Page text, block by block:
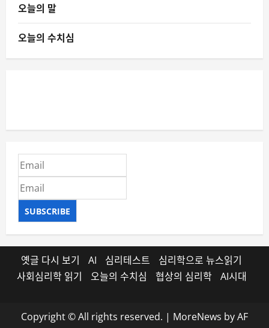
오늘의 말
오늘의 수치심
SUBSCRIBE
옛글 다시 보기 AI 심리테스트
심리학으로 뉴스읽기
사회심리학 읽기
오늘의 수치심 협상의 심리학 AI시대
Copyright © All rights reserved. | MoreNews by AF